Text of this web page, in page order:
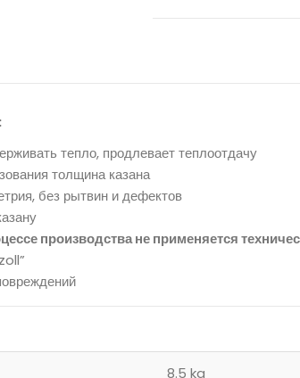
тепло, продлевает теплоотдачу
толщина казана
без рытвин и дефектов
производства не применяется
8.5 kg